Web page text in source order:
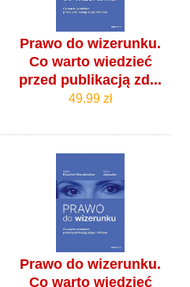
Prawo do wizerunku.
Co warto wiedzieć
przed publikacją zd...
49.99 zł
Prawo do wizerunku.
Co warto wiedzieć